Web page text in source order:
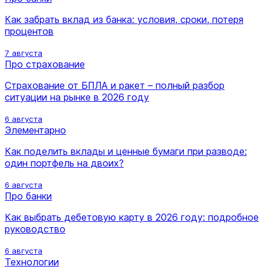
Как забрать вклад из банка: условия, сроки, потеря
процентов
7 августа
Про страхование
Страхование от БПЛА и ракет – полный разбор
ситуации на рынке в 2026 году
6 августа
Элементарно
Как поделить вклады и ценные бумаги при разводе:
один портфель на двоих?
6 августа
Про банки
Как выбрать дебетовую карту в 2026 году: подробное
руководство
6 августа
Технологии